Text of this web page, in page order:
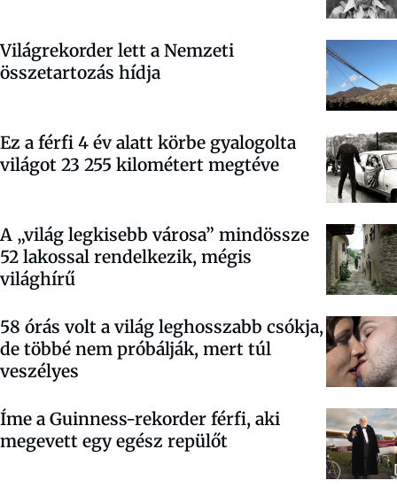
Világrekorder lett a Nemzeti
összetartozás hídja
Ez a férfi 4 év alatt körbe gyalogolta
világot 23 255 kilométert megtéve
A „világ legkisebb városa” mindössze
52 lakossal rendelkezik, mégis
világhírű
58 órás volt a világ leghosszabb csókja,
de többé nem próbálják, mert túl
veszélyes
Íme a Guinness-rekorder férfi, aki
megevett egy egész repülőt